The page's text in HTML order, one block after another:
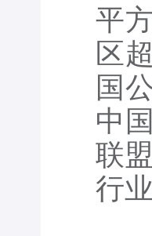
平
区
国
中
联
行